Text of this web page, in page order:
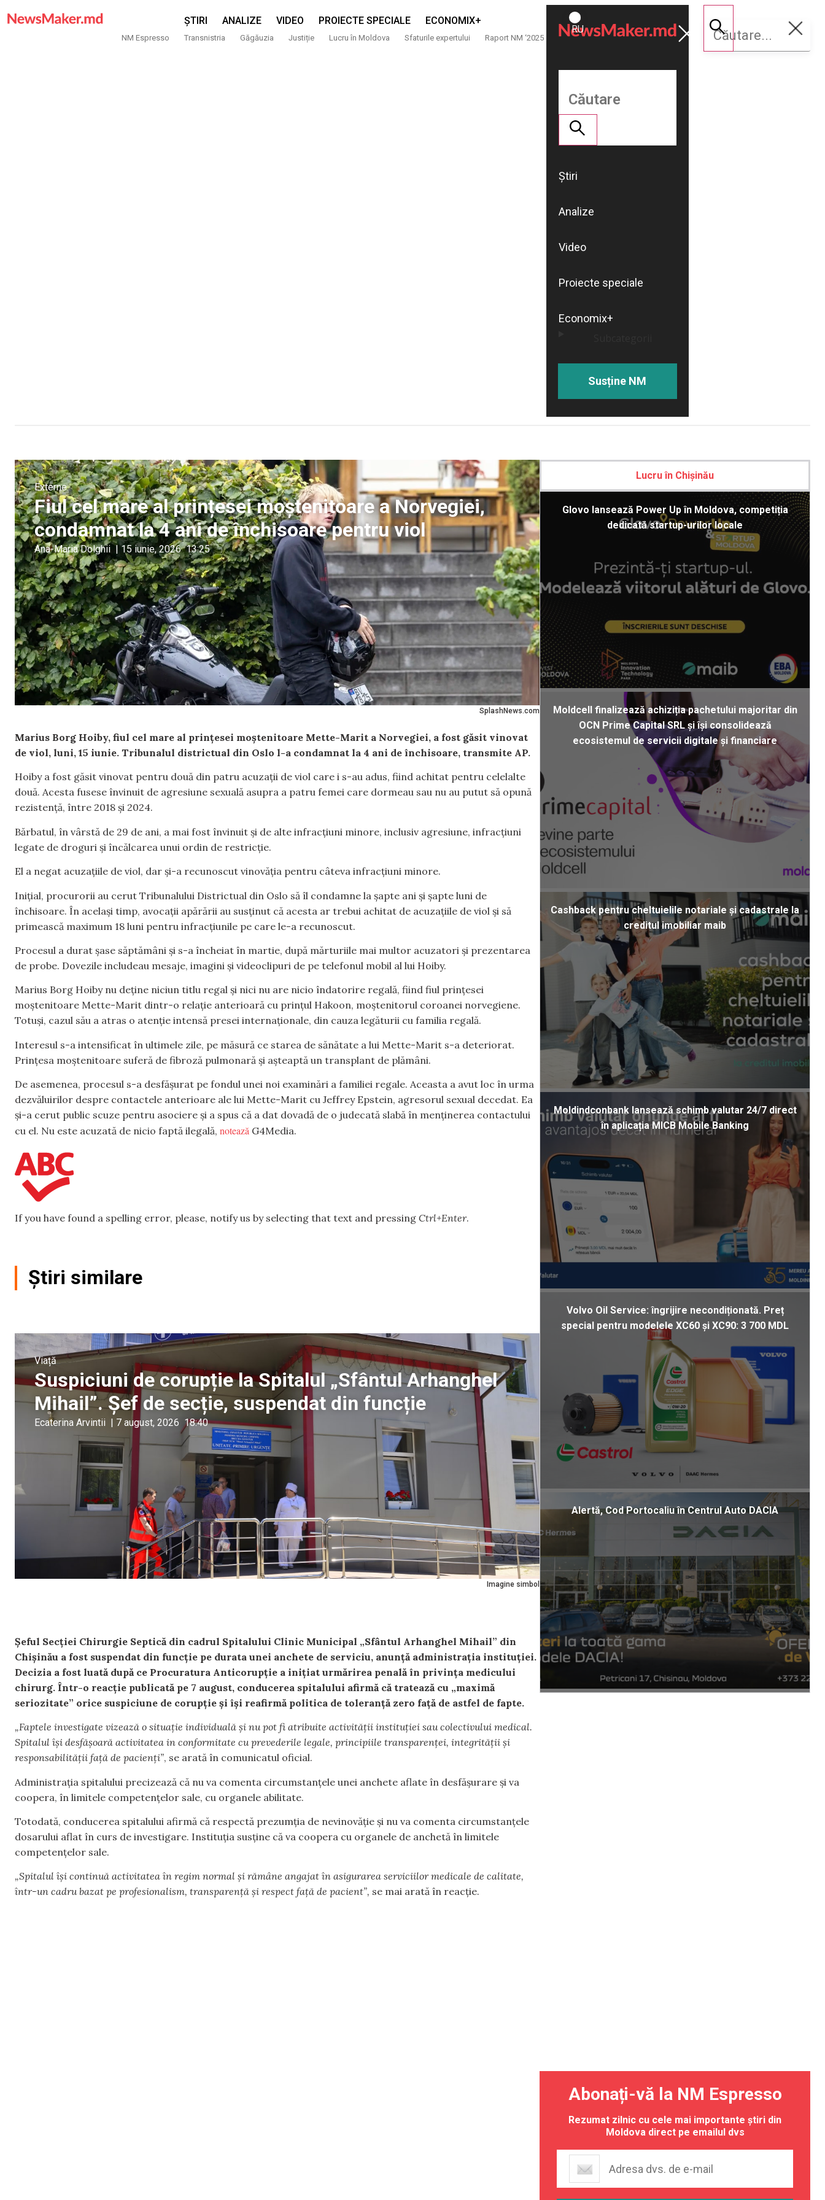
ȘTIRI ANALIZE VIDEO PROIECTE SPECIALE ECONOMIX+
NM Espresso Transnistria Găgăuzia Justiție Lucru în Moldova Sfaturile expertului Raport NM ‘2025
ROMÂNĂ
RU
Susține
NM
Știri
Analize
Video
Proiecte speciale
Economix+
Susține NM
SplashNews.com
Externe
Fiul cel mare al prințesei moștenitoare a Norvegiei,
condamnat la 4 ani de închisoare pentru viol
Ana-Maria Dolghii | 15 iunie, 2026 13:25
Marius Borg Hoiby, fiul cel mare al prințesei moștenitoare Mette-Marit a Norvegiei, a fost găsit vinovat
de viol, luni, 15 iunie. Tribunalul districtual din Oslo l-a condamnat la 4 ani de închisoare, transmite AP.
Hoiby a fost găsit vinovat pentru două din patru acuzații de viol care i s-au adus, fiind achitat pentru celelalte
două. Acesta fusese învinuit de agresiune sexuală asupra a patru femei care dormeau sau nu au putut să opună
rezistență, între 2018 și 2024.
Bărbatul, în vârstă de 29 de ani, a mai fost învinuit și de alte infracțiuni minore, inclusiv agresiune, infracțiuni
legate de droguri și încălcarea unui ordin de restricție.
El a negat acuzațiile de viol, dar și-a recunoscut vinovăția pentru câteva infracțiuni minore.
Inițial, procurorii au cerut Tribunalului Districtual din Oslo să îl condamne la șapte ani și șapte luni de
închisoare. În același timp, avocații apărării au susținut că acesta ar trebui achitat de acuzațiile de viol și să
primească maximum 18 luni pentru infracțiunile pe care le-a recunoscut.
Procesul a durat șase săptămâni și s-a încheiat în martie, după mărturiile mai multor acuzatori și prezentarea
de probe. Dovezile includeau mesaje, imagini și videoclipuri de pe telefonul mobil al lui Hoiby.
Marius Borg Hoiby nu deține niciun titlu regal și nici nu are nicio îndatorire regală, fiind fiul prințesei
moștenitoare Mette-Marit dintr-o relație anterioară cu prințul Hakoon, moștenitorul coroanei norvegiene.
Totuși, cazul său a atras o atenție intensă presei internaționale, din cauza legăturii cu familia regală.
Interesul s-a intensificat în ultimele zile, pe măsură ce starea de sănătate a lui Mette-Marit s-a deteriorat.
Prințesa moștenitoare suferă de fibroză pulmonară și așteaptă un transplant de plămâni.
De asemenea, procesul s-a desfășurat pe fondul unei noi examinări a familiei regale. Aceasta a avut loc în urma
dezvăluirilor despre contactele anterioare ale lui Mette-Marit cu Jeffrey Epstein, agresorul sexual decedat. Ea
și-a cerut public scuze pentru asociere și a spus că a dat dovadă de o judecată slabă în menținerea contactului
cu el. Nu este acuzată de nicio faptă ilegală, notează G4Media.
If you have found a spelling error, please, notify us by selecting that text and pressing Ctrl+Enter.
Știri similare
Imagine simbol
Viață
Suspiciuni de corupție la Spitalul „Sfântul Arhanghel
Mihail”. Șef de secție, suspendat din funcție
Ecaterina Arvintii | 7 august, 2026 18:40
Șeful Secției Chirurgie Septică din cadrul Spitalului Clinic Municipal „Sfântul Arhanghel Mihail” din
Chișinău a fost suspendat din funcție pe durata unei anchete de serviciu, anunță administrația instituției.
Decizia a fost luată după ce Procuratura Anticorupție a inițiat urmărirea penală în privința medicului
chirurg. Într-o reacție publicată pe 7 august, conducerea spitalului afirmă că tratează cu „maximă
seriozitate” orice suspiciune de corupție și își reafirmă politica de toleranță zero față de astfel de fapte.
„Faptele investigate vizează o situație individuală și nu pot fi atribuite activității instituției sau colectivului medical.
Spitalul își desfășoară activitatea in conformitate cu prevederile legale, principiile transparenței, integrității și
responsabilității față de pacienți”, se arată în comunicatul oficial.
Administrația spitalului precizează că nu va comenta circumstanțele unei anchete aflate în desfășurare și va
coopera, în limitele competențelor sale, cu organele abilitate.
Totodată, conducerea spitalului afirmă că respectă prezumția de nevinovăție și nu va comenta circumstanțele
dosarului aflat în curs de investigare. Instituția susține că va coopera cu organele de anchetă în limitele
competențelor sale.
„Spitalul își continuă activitatea în regim normal și rămâne angajat în asigurarea serviciilor medicale de calitate,
într-un cadru bazat pe profesionalism, transparență și respect față de pacient”, se mai arată în reacție.
Lucru în Chișinău
Glovo lansează Power Up în Moldova, competiția
dedicată startup-urilor locale
Moldcell finalizează achiziția pachetului majoritar din
OCN Prime Capital SRL și își consolidează
ecosistemul de servicii digitale și financiare
Cashback pentru cheltuielile notariale și cadastrale la
creditul imobiliar maib
Moldindconbank lansează schimb valutar 24/7 direct
în aplicația MICB Mobile Banking
Volvo Oil Service: îngrijire necondiționată. Preț
special pentru modelele XC60 și XC90: 3 700 MDL
Alertă, Cod Portocaliu în Centrul Auto DACIA
Abonați-vă la NM Espresso
Rezumat zilnic cu cele mai importante știri din
Moldova direct pe emailul dvs